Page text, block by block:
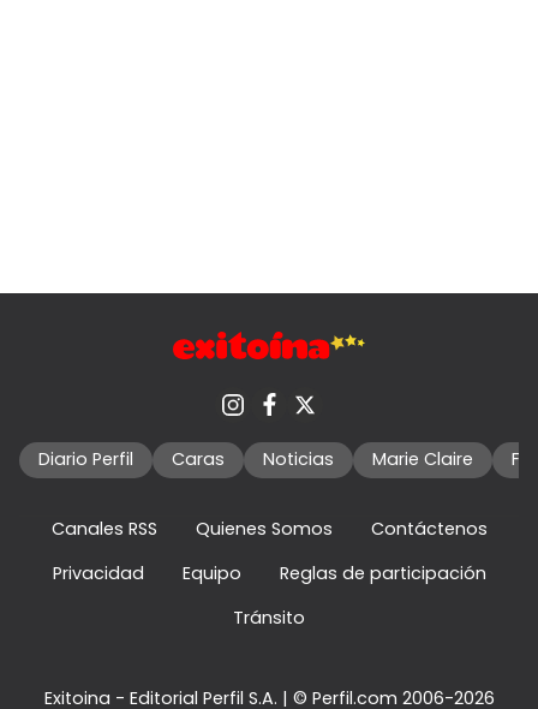
Diario Perfil Caras Noticias Marie Claire
Canales RSS Quienes Somos
Contáctenos
Privacidad
Equipo
Reglas de participación
Tránsito
Exitoina - Editorial Perfil S.A. | © Perfil.com 2006-2026